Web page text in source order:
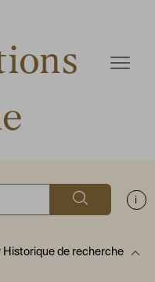
Ouvrir
Rechercher
Historique de recherche